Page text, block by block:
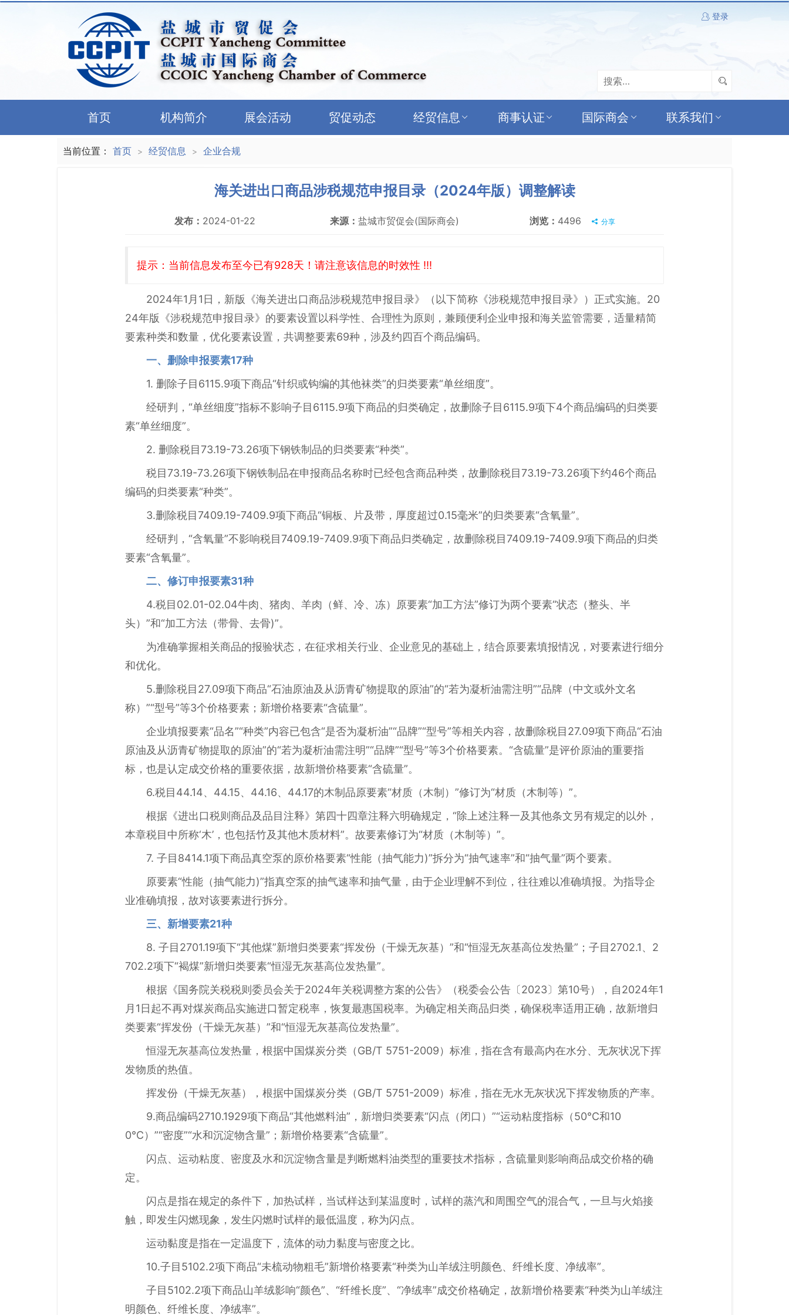
登录
首页 机构简介 展会活动 贸促动态 经贸信息 商事认证 国际商会 联系我们
当前位置： 首页 > 经贸信息 > 企业合规
海关进出口商品涉税规范申报目录（2024年版）调整解读
发布： 2024-01-22 来源： 盐城市贸促会(国际商会) 浏览： 4496 分享
提示：当前信息发布至今已有928天！请注意该信息的时效性 !!!
2024年1月1日，新版《海关进出口商品涉税规范申报目录》（以下简称《涉税规范申报目录》）正式实施。20
24年版《涉税规范申报目录》的要素设置以科学性、合理性为原则，兼顾便利企业申报和海关监管需要，适量精简
要素种类和数量，优化要素设置，共调整要素69种，涉及约四百个商品编码。
一、删除申报要素17种
1. 删除子目6115.9项下商品“针织或钩编的其他袜类”的归类要素“单丝细度”。
经研判，“单丝细度”指标不影响子目6115.9项下商品的归类确定，故删除子目6115.9项下4个商品编码的归类要
素“单丝细度”。
2. 删除税目73.19-73.26项下钢铁制品的归类要素“种类”。
税目73.19-73.26项下钢铁制品在申报商品名称时已经包含商品种类，故删除税目73.19-73.26项下约46个商品
编码的归类要素“种类”。
3.删除税目7409.19-7409.9项下商品“铜板、片及带，厚度超过0.15毫米”的归类要素“含氧量”。
经研判，“含氧量”不影响税目7409.19-7409.9项下商品归类确定，故删除税目7409.19-7409.9项下商品的归类
要素“含氧量”。
二、修订申报要素31种
4.税目02.01-02.04牛肉、猪肉、羊肉（鲜、冷、冻）原要素“加工方法”修订为两个要素“状态（整头、半
头）”和“加工方法（带骨、去骨)”。
为准确掌握相关商品的报验状态，在征求相关行业、企业意见的基础上，结合原要素填报情况，对要素进行细分
和优化。
5.删除税目27.09项下商品“石油原油及从沥青矿物提取的原油”的“若为凝析油需注明”“品牌（中文或外文名
称）”“型号”等3个价格要素；新增价格要素“含硫量”。
企业填报要素“品名”“种类”内容已包含“是否为凝析油”“品牌”“型号”等相关内容，故删除税目27.09项下商品“石油
原油及从沥青矿物提取的原油”的“若为凝析油需注明”“品牌”“型号”等3个价格要素。“含硫量”是评价原油的重要指
标，也是认定成交价格的重要依据，故新增价格要素“含硫量”。
6.税目44.14、44.15、44.16、44.17的木制品原要素“材质（木制）”修订为“材质（木制等）”。
根据《进出口税则商品及品目注释》第四十四章注释六明确规定，“除上述注释一及其他条文另有规定的以外，
本章税目中所称‘木’，也包括竹及其他木质材料”。故要素修订为“材质（木制等）”。
7. 子目8414.1项下商品真空泵的原价格要素“性能（抽气能力)”拆分为“抽气速率”和“抽气量”两个要素。
原要素“性能（抽气能力)”指真空泵的抽气速率和抽气量，由于企业理解不到位，往往难以准确填报。为指导企
业准确填报，故对该要素进行拆分。
三、新增要素21种
8. 子目2701.19项下“其他煤”新增归类要素“挥发份（干燥无灰基）”和“恒湿无灰基高位发热量”；子目2702.1、2
702.2项下“褐煤”新增归类要素“恒湿无灰基高位发热量”。
根据《国务院关税税则委员会关于2024年关税调整方案的公告》（税委会公告〔2023〕第10号），自2024年1
月1日起不再对煤炭商品实施进口暂定税率，恢复最惠国税率。为确定相关商品归类，确保税率适用正确，故新增归
类要素“挥发份（干燥无灰基）”和“恒湿无灰基高位发热量”。
恒湿无灰基高位发热量，根据中国煤炭分类（GB/T 5751-2009）标准，指在含有最高内在水分、无灰状况下挥
发物质的热值。
挥发份（干燥无灰基），根据中国煤炭分类（GB/T 5751-2009）标准，指在无水无灰状况下挥发物质的产率。
9.商品编码2710.1929项下商品“其他燃料油”，新增归类要素“闪点（闭口）”“运动粘度指标（50℃和10
0℃）”“密度”“水和沉淀物含量”；新增价格要素“含硫量”。
闪点、运动粘度、密度及水和沉淀物含量是判断燃料油类型的重要技术指标，含硫量则影响商品成交价格的确
定。
闪点是指在规定的条件下，加热试样，当试样达到某温度时，试样的蒸汽和周围空气的混合气，一旦与火焰接
触，即发生闪燃现象，发生闪燃时试样的最低温度，称为闪点。
运动黏度是指在一定温度下，流体的动力黏度与密度之比。
10.子目5102.2项下商品“未梳动物粗毛”新增价格要素“种类为山羊绒注明颜色、纤维长度、净绒率”。
子目5102.2项下商品山羊绒影响“颜色”、“纤维长度”、“净绒率”成交价格确定，故新增价格要素“种类为山羊绒注
明颜色、纤维长度、净绒率”。